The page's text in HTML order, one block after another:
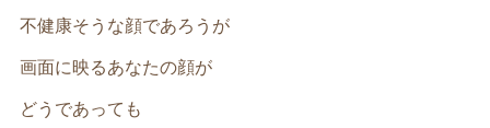
不健康そうな顔であろうが
画面に映るあなたの顔が
どうであっても